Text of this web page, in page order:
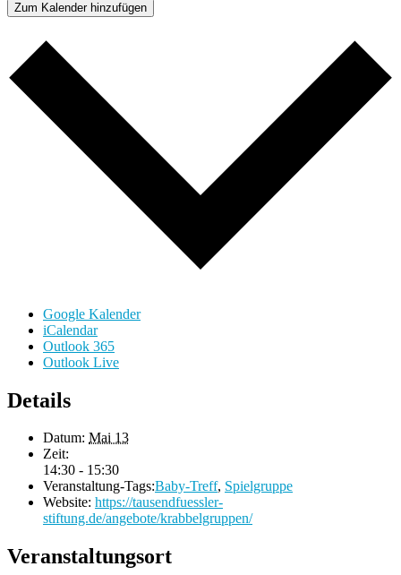
Zum Kalender hinzufügen
Google Kalender
iCalendar
Outlook 365
Outlook Live
Details
Datum: Mai 13
Zeit:
14:30 - 15:30
Veranstaltung-Tags:Baby-Treff, Spielgruppe
Website: https://tausendfuessler-
stiftung.de/angebote/krabbelgruppen/
Veranstaltungsort